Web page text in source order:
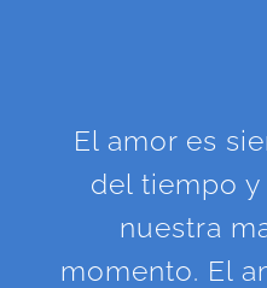
El amor es
del tiempo
nuestra
momento. El